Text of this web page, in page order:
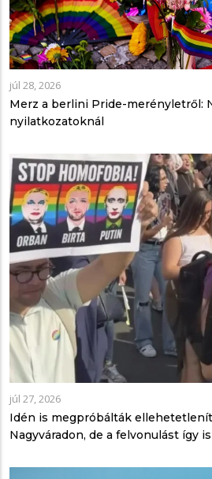
júl 28, 2026
Merz a berlini Pride-merényletről:
nyilatkozatoknál
júl 27, 2026
Idén is megpróbálták
Nagyváradon, de a felvonulást így